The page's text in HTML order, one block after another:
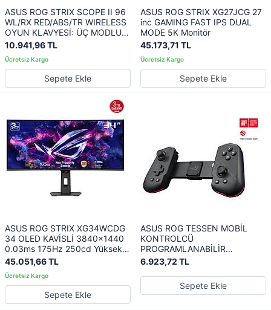
ASUS ROG STRIX SCOPE II 96
WL/RX RED/ABS/TR WIRELESS
OYUN KLAVYESİ: ÜÇ MODLU
BAĞLANTI, ROG RX OPTİK
ANAHTARLAR, PBT TUŞ
KAPAKLARI, SİLİKON YALITIM,
EK ROG TUŞLARI, BİLEK
10.941,96 TL
Sepete Ekle
ASUS ROG STRIX XG27JCG 27
inc GAMING FAST IPS DUAL
MODE 5K Monitör
45.173,71 TL
Sepete Ekle
ASUS ROG STRIX XG34WCDG
34 OLED KAVİSLİ 3840x1440
0.03ms 175Hz 250cd Yükseklik
Ayarlı Yakınlık Sensörlü Gaming
Monitör
45.051,66 TL
Sepete Ekle
ASUS ROG TESSEN MOBİL
KONTROLCÜ
PROGRAMLANABİLİR
ALÜMİNTUM ARKA PEDALLAR
ROG BUTONU MEKANİK
SWITCHLER KONSOL SINIFI
JOYSTICKLER 18W ŞARJ RGB
6.923,72 TL
Sepete Ekle